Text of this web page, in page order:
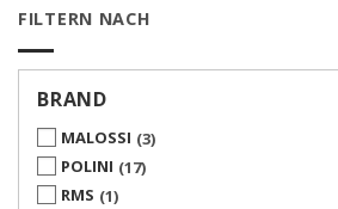
FILTERN NACH
BRAND
MALOSSI 3
POLINI 17
RMS 1